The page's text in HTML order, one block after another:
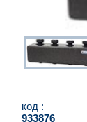
код :
933876